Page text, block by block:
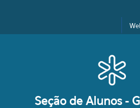
Formulário de
Seção de Alunos -